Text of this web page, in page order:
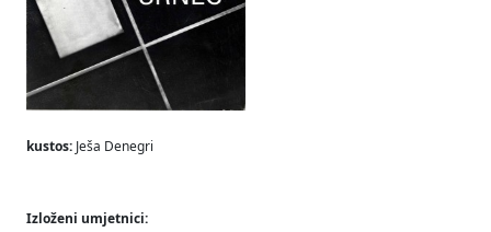
kustos: Ješa Denegri
Izloženi umjetnici: